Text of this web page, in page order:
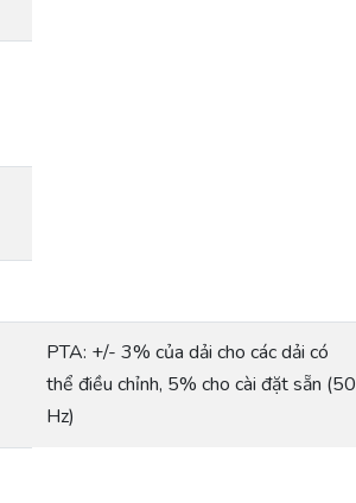
PTA: +/- 3% của dải cho các dải có
thể điều chỉnh, 5% cho cài đặt sẵn (50
Hz)